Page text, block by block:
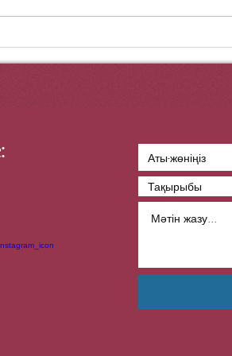
жахандық жүйе, «Глобальной